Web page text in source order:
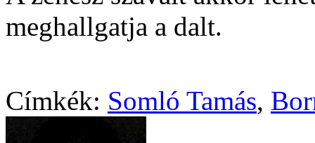
meghallgatja a dalt.
Címkék: Somló Tamás,